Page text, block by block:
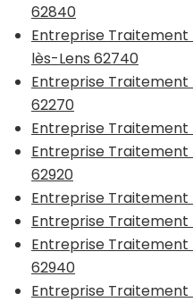
62840
Entreprise Traitement
lès-Lens 62740
Entreprise Traitement
62270
Entreprise Traitement
Entreprise Traitement
62920
Entreprise Traitement
Entreprise Traitement
Entreprise Traitement
62940
Entreprise Traitement